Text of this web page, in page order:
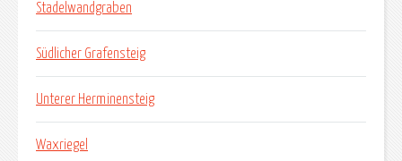
Stadelwandgraben
Südlicher Grafensteig
Unterer Herminensteig
Waxriegel